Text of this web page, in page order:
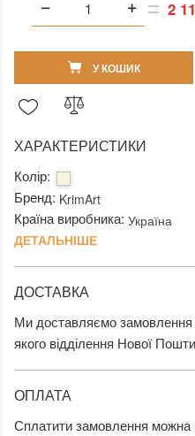
1500х300х20 мм (3 677 грн.)
1200х300х30 мм (3 265 грн.)
1200х400х20 мм (3 943 грн.)
1500х300х30 мм (4 442 грн.)
1500х400х20 мм (4 906 грн.)
1500х400х30 мм (6 069 грн.)
2
У КОШИК
ХАРАКТЕРИСТИКИ
Колір:
Бренд: KrimArt
Країна виробника: Україна
ДЕТАЛЬНІШЕ
ДОСТАВКА
Ми доставляємо замовлення
якого відділення Нової
ОПЛАТА
Сплатити замовлення